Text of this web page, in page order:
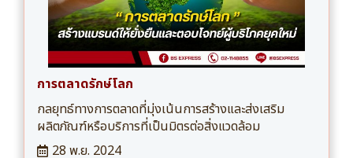
การตลาดรักษ์โลก
กลยุทธ์ทางการตลาดที่มุ่งเน้นการสร้างและส่งเสริม
ผลิตภัณฑ์หรือบริการที่เป็นมิตรต่อสิ่งแวดล้อม
28 พ.ย. 2024